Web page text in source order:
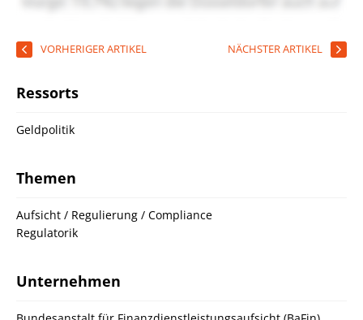
VORHERIGER ARTIKEL NÄCHSTER ARTIKEL
Ressorts
Geldpolitik
Themen
Aufsicht / Regulierung / Compliance
Regulatorik
Unternehmen